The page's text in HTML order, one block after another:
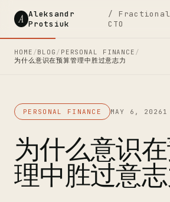
A Aleksandr
Protsiuk
/ Fractional
CTO
HOME /BLOG / PERSONAL FINANCE /
为什么意识在预算管理中胜过意志力
PERSONAL FINANCE MAY 6, 2026 1
为什么意识
理中胜过意